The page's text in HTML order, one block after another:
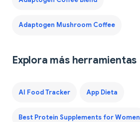
Adaptogen Mushroom Coffee
Explora más herramientas
AI Food Tracker App Dieta
Best Protein Supplements for Women